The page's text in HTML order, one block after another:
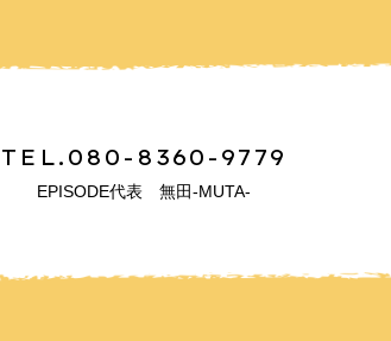
TEL.080-8360-9779
EPISODE代表 無田-MUTA-